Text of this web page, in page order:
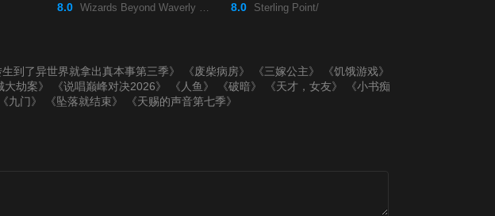
8.0 Wizards Beyond Waverly Place Season 3/ 8.0 Sterling Point/
生到了异世界就拿出真本事第三季》 《废柴病房》 《三嫁公主》
《饥饿游戏》
大劫案》 《说唱巅峰对决2026》 《人鱼》 《破暗》 《天才，女友》
《小书痴
《九门》 《坠落就结束》 《天赐的声音第七季》